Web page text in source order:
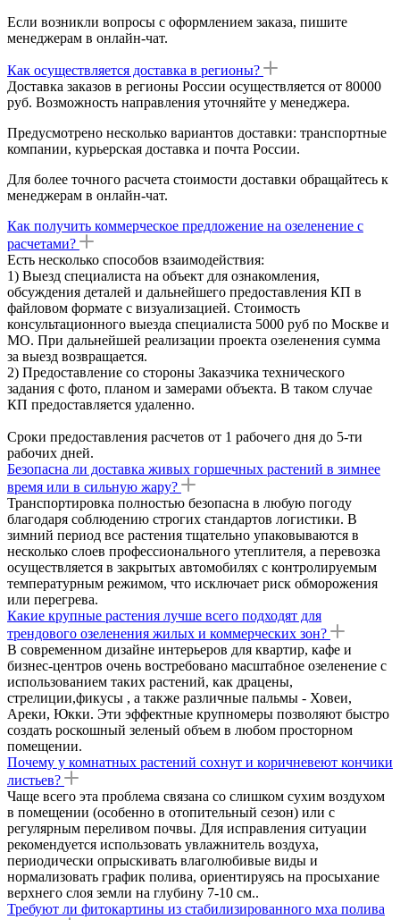
Если возникли вопросы с оформлением заказа, пишите
менеджерам в онлайн-чат.
Как осуществляется доставка в регионы?
Доставка заказов в регионы России осуществляется от 80000
руб. Возможность направления уточняйте у менеджера.
Предусмотрено несколько вариантов доставки: транспортные
компании, курьерская доставка и почта России.
Для более точного расчета стоимости доставки обращайтесь к
менеджерам в онлайн-чат.
Как получить коммерческое предложение на озеленение с
расчетами?
Есть несколько способов взаимодействия:
1) Выезд специалиста на объект для ознакомления,
обсуждения деталей и дальнейшего предоставления КП в
файловом формате с визуализацией. Стоимость
консультационного выезда специалиста 5000 руб по Москве и
МО. При дальнейшей реализации проекта озеленения сумма
за выезд возвращается.
2) Предоставление со стороны Заказчика технического
задания с фото, планом и замерами объекта. В таком случае
КП предоставляется удаленно.
Сроки предоставления расчетов от 1 рабочего дня до 5-ти
рабочих дней.
Безопасна ли доставка живых горшечных растений в зимнее
время или в сильную жару?
Транспортировка полностью безопасна в любую погоду
благодаря соблюдению строгих стандартов логистики. В
зимний период все растения тщательно упаковываются в
несколько слоев профессионального утеплителя, а перевозка
осуществляется в закрытых автомобилях с контролируемым
температурным режимом, что исключает риск обморожения
или перегрева.
Какие крупные растения лучше всего подходят для
трендового озеленения жилых и коммерческих зон?
В современном дизайне интерьеров для квартир, кафе и
бизнес-центров очень востребовано масштабное озеленение с
использованием таких растений, как драцены,
стрелиции,фикусы , а также различные пальмы - Ховеи,
Ареки, Юкки. Эти эффектные крупномеры позволяют быстро
создать роскошный зеленый объем в любом просторном
помещении.
Почему у комнатных растений сохнут и коричневеют кончики
листьев?
Чаще всего эта проблема связана со слишком сухим воздухом
в помещении (особенно в отопительный сезон) или с
регулярным переливом почвы. Для исправления ситуации
рекомендуется использовать увлажнитель воздуха,
периодически опрыскивать влаголюбивые виды и
нормализовать график полива, ориентируясь на просыхание
верхнего слоя земли на глубину 7-10 см..
Требуют ли фитокартины из стабилизированного мха полива